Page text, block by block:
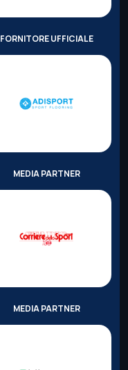
FORNITORE UFFICIALE
MEDIA PARTNER
MEDIA PARTNER